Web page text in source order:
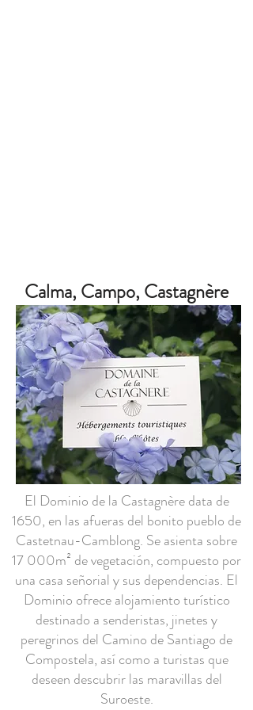
Calma, Campo, Castagnère
El Dominio de la Castagnère data de
1650, en las afueras del bonito pueblo de
Castetnau-Camblong. Se asienta sobre
17 000m² de vegetación, compuesto por
una casa señorial y sus dependencias. El
Dominio ofrece alojamiento turístico
destinado a senderistas, jinetes y
peregrinos del Camino de Santiago de
Compostela, así como a turistas que
deseen descubrir las maravillas del
Suroeste.